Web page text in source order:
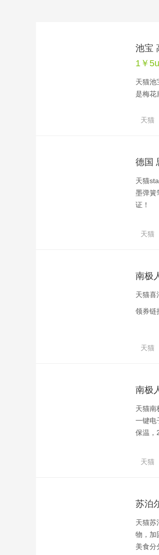
池宝
1￥
天猫池
是梅花
对男
天猫
德国
天猫
墨弹簧
证！
天猫
南极
天猫喜
领券链
天猫
南极
天猫南
一键电
保温，
天猫
苏泊
天猫苏
物，加
美食分